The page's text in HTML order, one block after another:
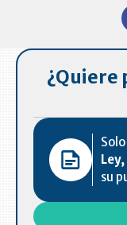
¿Quiere
Solo
Ley,
su